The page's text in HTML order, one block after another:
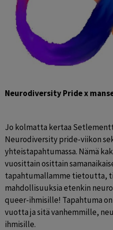
Neurodiversity Pride x
Jo kolmatta kertaa
Neurodiversity pride-viikon
yhteistapahtumassa. Nämä
vuosittain osittain
tapahtumallamme tietoutta,
mahdollisuuksia etenkin
queer-ihmisille! Tapahtuma
vuotta ja sitä vanhemmille,
ihmisille.